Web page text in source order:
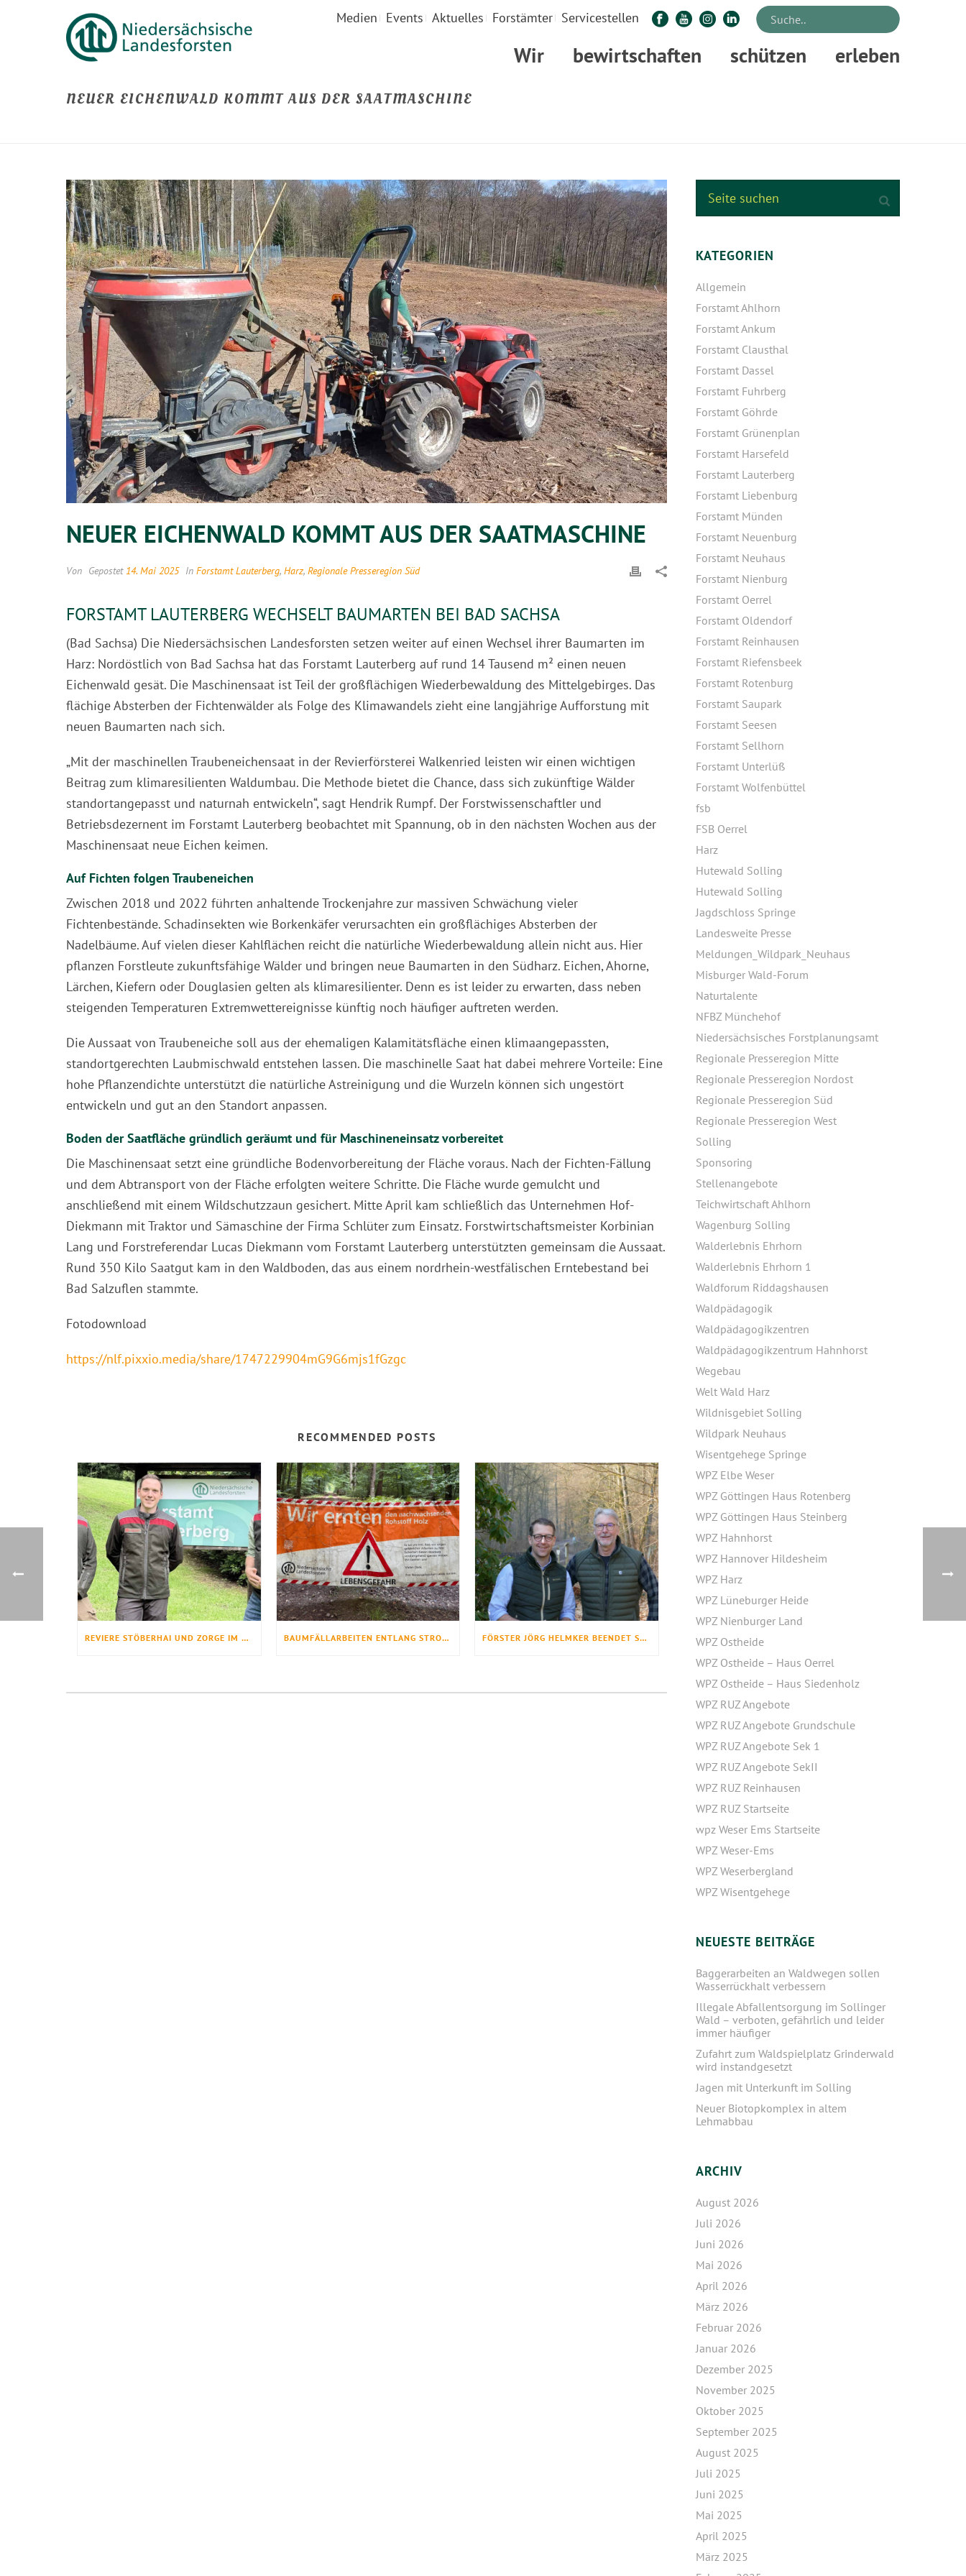
Medien Events Aktuelles Forstämter Servicestellen
Wir bewirtschaften schützen erleben
NEUER EICHENWALD KOMMT AUS DER SAATMASCHINE
NEUER EICHENWALD KOMMT AUS DER SAATMASCHINE
Von Gepostet 14. Mai 2025 In Forstamt Lauterberg, Harz, Regionale Presseregion Süd
FORSTAMT LAUTERBERG WECHSELT BAUMARTEN BEI BAD SACHSA
(Bad Sachsa) Die Niedersächsischen Landesforsten setzen weiter auf einen Wechsel ihrer Baumarten im
Harz: Nordöstlich von Bad Sachsa hat das Forstamt Lauterberg auf rund 14 Tausend m² einen neuen
Eichenwald gesät. Die Maschinensaat ist Teil der großflächigen Wiederbewaldung des Mittelgebirges. Das
flächige Absterben der Fichtenwälder als Folge des Klimawandels zieht eine langjährige Aufforstung mit
neuen Baumarten nach sich.
„Mit der maschinellen Traubeneichensaat in der Revierförsterei Walkenried leisten wir einen wichtigen
Beitrag zum klimaresilienten Waldumbau. Die Methode bietet die Chance, dass sich zukünftige Wälder
standortangepasst und naturnah entwickeln“, sagt Hendrik Rumpf. Der Forstwissenschaftler und
Betriebsdezernent im Forstamt Lauterberg beobachtet mit Spannung, ob in den nächsten Wochen aus der
Maschinensaat neue Eichen keimen.
Auf Fichten folgen Traubeneichen
Zwischen 2018 und 2022 führten anhaltende Trockenjahre zur massiven Schwächung vieler
Fichtenbestände. Schadinsekten wie Borkenkäfer verursachten ein großflächiges Absterben der
Nadelbäume. Auf vielen dieser Kahlflächen reicht die natürliche Wiederbewaldung allein nicht aus. Hier
pflanzen Forstleute zukunftsfähige Wälder und bringen neue Baumarten in den Südharz. Eichen, Ahorne,
Lärchen, Kiefern oder Douglasien gelten als klimaresilienter. Denn es ist leider zu erwarten, dass neben
steigenden Temperaturen Extremwettereignisse künftig noch häufiger auftreten werden.
Die Aussaat von Traubeneiche soll aus der ehemaligen Kalamitätsfläche einen klimaangepassten,
standortgerechten Laubmischwald entstehen lassen. Die maschinelle Saat hat dabei mehrere Vorteile: Eine
hohe Pflanzendichte unterstützt die natürliche Astreinigung und die Wurzeln können sich ungestört
entwickeln und gut an den Standort anpassen.
Boden der Saatfläche gründlich geräumt und für Maschineneinsatz vorbereitet
Die Maschinensaat setzt eine gründliche Bodenvorbereitung der Fläche voraus. Nach der Fichten-Fällung
und dem Abtransport von der Fläche erfolgten weitere Schritte. Die Fläche wurde gemulcht und
anschließend mit einem Wildschutzzaun gesichert. Mitte April kam schließlich das Unternehmen Hof-
Diekmann mit Traktor und Sämaschine der Firma Schlüter zum Einsatz. Forstwirtschaftsmeister Korbinian
Lang und Forstreferendar Lucas Diekmann vom Forstamt Lauterberg unterstützten gemeinsam die Aussaat.
Rund 350 Kilo Saatgut kam in den Waldboden, das aus einem nordrhein-westfälischen Erntebestand bei
Bad Salzuflen stammte.
Fotodownload
https://nlf.pixxio.media/share/1747229904mG9G6mjs1fGzgc
RECOMMENDED POSTS
REVIERE STÖBERHAI UND ZORGE IM FORSTAMT LAUTERBERG NEU BESETZT BAUMFÄLLARBEITEN ENTLANG STROMTRASSE IM NATURWALD DER LANDESFORSTEN FÖRSTER JÖRG HELMKER BEENDET SEINEN FORSTDIENST
KATEGORIEN
Allgemein
Forstamt Ahlhorn
Forstamt Ankum
Forstamt Clausthal
Forstamt Dassel
Forstamt Fuhrberg
Forstamt Göhrde
Forstamt Grünenplan
Forstamt Harsefeld
Forstamt Lauterberg
Forstamt Liebenburg
Forstamt Münden
Forstamt Neuenburg
Forstamt Neuhaus
Forstamt Nienburg
Forstamt Oerrel
Forstamt Oldendorf
Forstamt Reinhausen
Forstamt Riefensbeek
Forstamt Rotenburg
Forstamt Saupark
Forstamt Seesen
Forstamt Sellhorn
Forstamt Unterlüß
Forstamt Wolfenbüttel
fsb
FSB Oerrel
Harz
Hutewald Solling
Hutewald Solling
Jagdschloss Springe
Landesweite Presse
Meldungen_Wildpark_Neuhaus
Misburger Wald-Forum
Naturtalente
NFBZ Münchehof
Niedersächsisches Forstplanungsamt
Regionale Presseregion Mitte
Regionale Presseregion Nordost
Regionale Presseregion Süd
Regionale Presseregion West
Solling
Sponsoring
Stellenangebote
Teichwirtschaft Ahlhorn
Wagenburg Solling
Walderlebnis Ehrhorn
Walderlebnis Ehrhorn 1
Waldforum Riddagshausen
Waldpädagogik
Waldpädagogikzentren
Waldpädagogikzentrum Hahnhorst
Wegebau
Welt Wald Harz
Wildnisgebiet Solling
Wildpark Neuhaus
Wisentgehege Springe
WPZ Elbe Weser
WPZ Göttingen Haus Rotenberg
WPZ Göttingen Haus Steinberg
WPZ Hahnhorst
WPZ Hannover Hildesheim
WPZ Harz
WPZ Lüneburger Heide
WPZ Nienburger Land
WPZ Ostheide
WPZ Ostheide – Haus Oerrel
WPZ Ostheide – Haus Siedenholz
WPZ RUZ Angebote
WPZ RUZ Angebote Grundschule
WPZ RUZ Angebote Sek 1
WPZ RUZ Angebote SekII
WPZ RUZ Reinhausen
WPZ RUZ Startseite
wpz Weser Ems Startseite
WPZ Weser-Ems
WPZ Weserbergland
WPZ Wisentgehege
NEUESTE BEITRÄGE
Baggerarbeiten an Waldwegen sollen
Wasserrückhalt verbessern
Illegale Abfallentsorgung im Sollinger
Wald – verboten, gefährlich und leider
immer häufiger
Zufahrt zum Waldspielplatz Grinderwald
wird instandgesetzt
Jagen mit Unterkunft im Solling
Neuer Biotopkomplex in altem
Lehmabbau
ARCHIV
August 2026
Juli 2026
Juni 2026
Mai 2026
April 2026
März 2026
Februar 2026
Januar 2026
Dezember 2025
November 2025
Oktober 2025
September 2025
August 2025
Juli 2025
Juni 2025
Mai 2025
April 2025
März 2025